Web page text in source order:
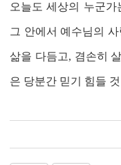
오늘도 세상의 누군가
그 안에서 예수님의
삶을 다듬고, 겸손히
은 당분간 믿기 힘들